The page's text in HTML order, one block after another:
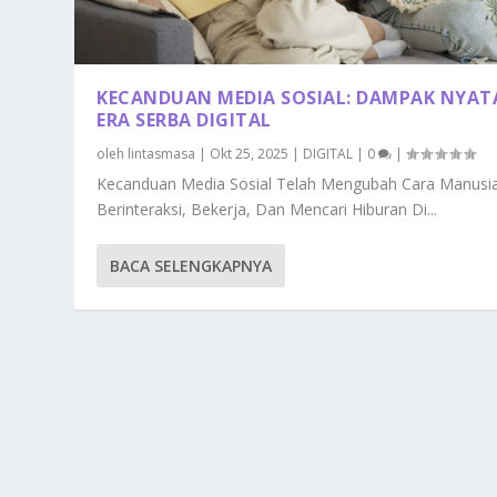
KECANDUAN MEDIA SOSIAL: DAMPAK
ERA SERBA DIGITAL
oleh lintasmasa | Okt 25, 2025 | DIGITAL | 0 |
Kecanduan Media Sosial Telah Mengubah Cara
Berinteraksi, Bekerja, Dan Mencari Hiburan Di...
BACA SELENGKAPNYA